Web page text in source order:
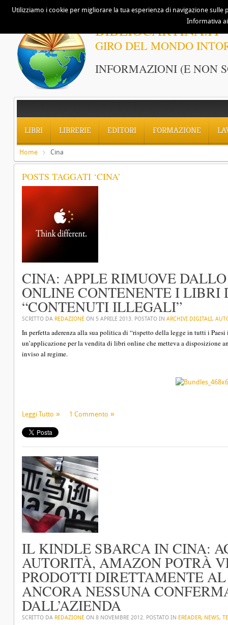
BIBLIOCARTINA.IT
GIRO DEL MONDO
INFORMAZIONI (E NON
LIBRI LIBRERIE EDITORI FORMAZIONE
Home Cina
POSTS TAGGATI ‘CINA’
CINA: APPLE RIMUOVE
ONLINE CONTENENTE I LIBRI
“CONTENUTI ILLEGALI”
SCRITTO DA REDAZIONE ON 5 APRILE 2013. POSTATO IN ARCHIVI DIGITALI,
In perfetta aderenza alla sua politica di “rispetto della legge in tutti i
un’applicazione per la vendita di libri online che metteva a disposizione
inviso al regime.
Leggi Tutto 1 Commento
IL KINDLE SBARCA IN CINA:
AUTORITÀ, AMAZON POTRÀ
PRODOTTI DIRETTAMENTE
ANCORA NESSUNA
DALL’AZIENDA
SCRITTO DA REDAZIONE ON 8 NOVEMBRE 2012. POSTATO IN EREADER, NEWS,
Utilizziamo i cookie per migliorare la tua esperienza di navigazione
Informativa ai